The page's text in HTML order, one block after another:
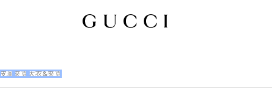
皮革 夹克 大衣&夹克